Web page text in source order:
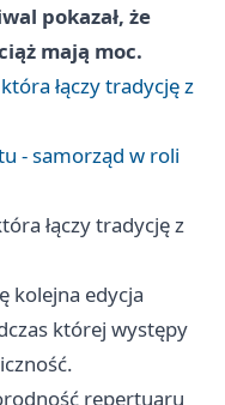
pokazał, że
mają moc.
łączy tradycję z
- samorząd w roli
łączy tradycję z
kolejna edycja
której występy
repertuaru